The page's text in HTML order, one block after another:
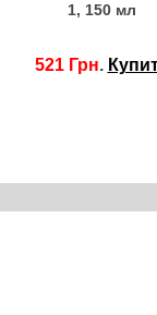
1, 150 мл
521 Грн.